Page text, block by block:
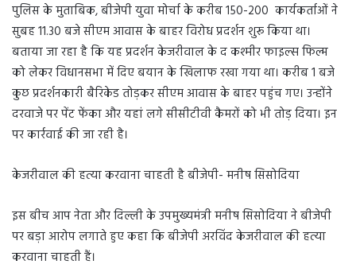
पुलिस के मुताबिक, बीजेपी युवा मोर्चा के करीब 150-200 कार्यकर्ताओं ने
सुबह 11.30 बजे सीएम आवास के बाहर विरोध प्रदर्शन शुरू किया था।
बताया जा रहा है कि यह प्रदर्शन केजरीवाल के द कश्मीर फाइल्स फिल्म
को लेकर विधानसभा में दिए बयान के खिलाफ रखा गया था। करीब 1 बजे
कुछ प्रदर्शनकारी बैरिकेड तोड़कर सीएम आवास के बाहर पहुंच गए। उन्होंने
दरवाजे पर पेंट फेंका और यहां लगे सीसीटीवी कैमरों को भी तोड़ दिया। इन
पर कार्रवाई की जा रही है।
केजरीवाल की हत्या करवाना चाहती है बीजेपी- मनीष सिसोदिया
इस बीच आप नेता और दिल्ली के उपमुख्यमंत्री मनीष सिसोदिया ने बीजेपी
पर बड़ा आरोप लगाते हुए कहा कि बीजेपी अरविंद केजरीवाल की हत्या
करवाना चाहती हैं।